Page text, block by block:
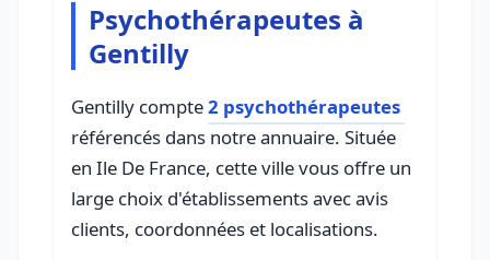
Psychothérapeutes à
Gentilly
Gentilly compte2 psychothérapeutes
référencés dans notre annuaire. Située
en Ile De France, cette ville vous offre un
large choix d'établissements avec avis
clients, coordonnées et localisations.